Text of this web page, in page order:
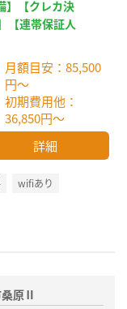
】【クレカ決
【連帯保証人
月額目安：85,500
円～
初期費用他：
36,850円～
詳細
wifiあり
桑原Ⅱ